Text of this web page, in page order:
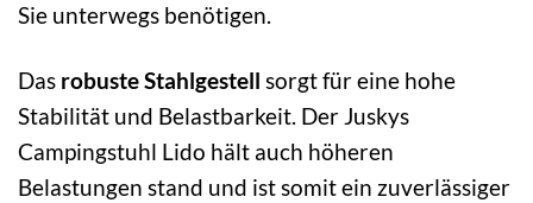
Sie unterwegs benötigen.
Das robuste Stahlgestell sorgt für eine hohe
Stabilität und Belastbarkeit. Der Juskys
Campingstuhl Lido hält auch höheren
Belastungen stand und ist somit ein zuverlässiger